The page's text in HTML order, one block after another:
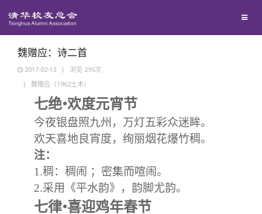
校友讲坛
校友服务
魏赠应：诗二首
2017-02-13 | 浏览 295次
|
魏赠应（1962土木）
七绝•欢度元宵节
今夜银盘照九州，万灯五彩众迷眸。
欢天喜地良宵度，绚丽烟花爆竹稠。
注：
1.稠：稠闹 ；密集而喧闹。
2.采用《平水韵》，韵脚尤韵。
七律•喜迎鸡年春节